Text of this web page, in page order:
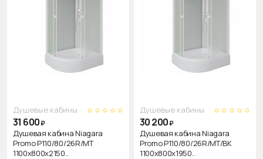
Душевые кабины
31 600₽
Душевая кабина Niagara
Promo P110/80/26R/MT
1100х800х2150..
Душевые кабины
30 200₽
Душевая кабина Niagara
Promo P110/80/26R/MT/BK
1100х800х1950..